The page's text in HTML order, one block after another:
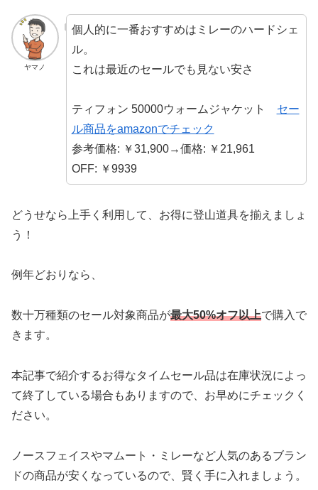
ヤマノ
個人的に一番おすすめはミレーのハードシェ
ル。
これは最近のセールでも見ない安さ
ティフォン 50000ウォームジャケット セー
ル商品をamazonでチェック
参考価格: ￥31,900→価格: ￥21,961
OFF: ￥9939
どうせなら上手く利用して、お得に登山道具を揃えましょ
う！
例年どおりなら、
数十万種類のセール対象商品が最大50%オフ以上で購入で
きます。
本記事で紹介するお得なタイムセール品は在庫状況によっ
て終了している場合もありますので、お早めにチェックく
ださい。
ノースフェイスやマムート・ミレーなど人気のあるブラン
ドの商品が安くなっているので、賢く手に入れましょう。